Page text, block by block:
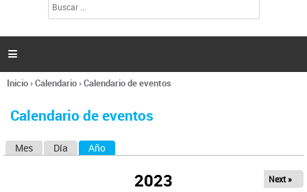
l
s

Se
usted
Inicio›Calendario›Calendario de eventos
Calendario de eventos
Mes Día Año
2023 Next »